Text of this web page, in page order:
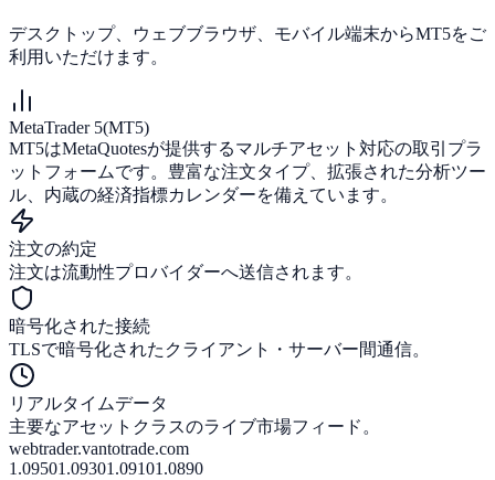
デスクトップ、ウェブブラウザ、モバイル端末からMT5をご
利用いただけます。
MetaTrader 5(MT5)
MT5はMetaQuotesが提供するマルチアセット対応の取引プラ
ットフォームです。豊富な注文タイプ、拡張された分析ツー
ル、内蔵の経済指標カレンダーを備えています。
注文の約定
注文は流動性プロバイダーへ送信されます。
暗号化された接続
TLSで暗号化されたクライアント・サーバー間通信。
リアルタイムデータ
主要なアセットクラスのライブ市場フィード。
webtrader.vantotrade.com
1.09501.09301.09101.0890